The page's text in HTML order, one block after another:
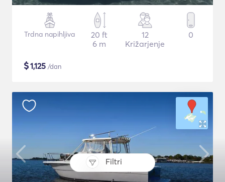
Filtri
Trdna napihljiva
20 ft
6 m
12
Križarjenje
0
$1,125 /dan